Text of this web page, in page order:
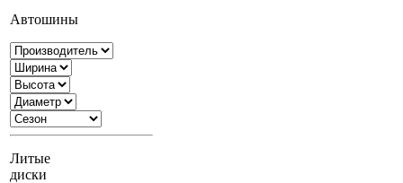
Автошины
Литые
диски